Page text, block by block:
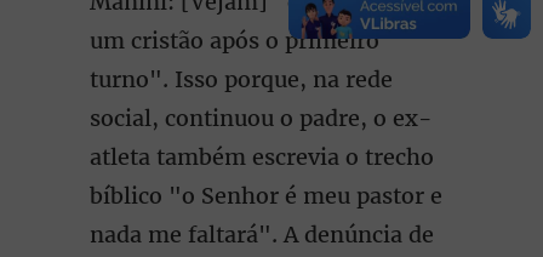
um cristão após o primeiro
turno". Isso porque, na rede
social, continuou o padre, o ex-
atleta também escrevia o trecho
bíblico "o Senhor é meu pastor e
nada me faltará". A denúncia de